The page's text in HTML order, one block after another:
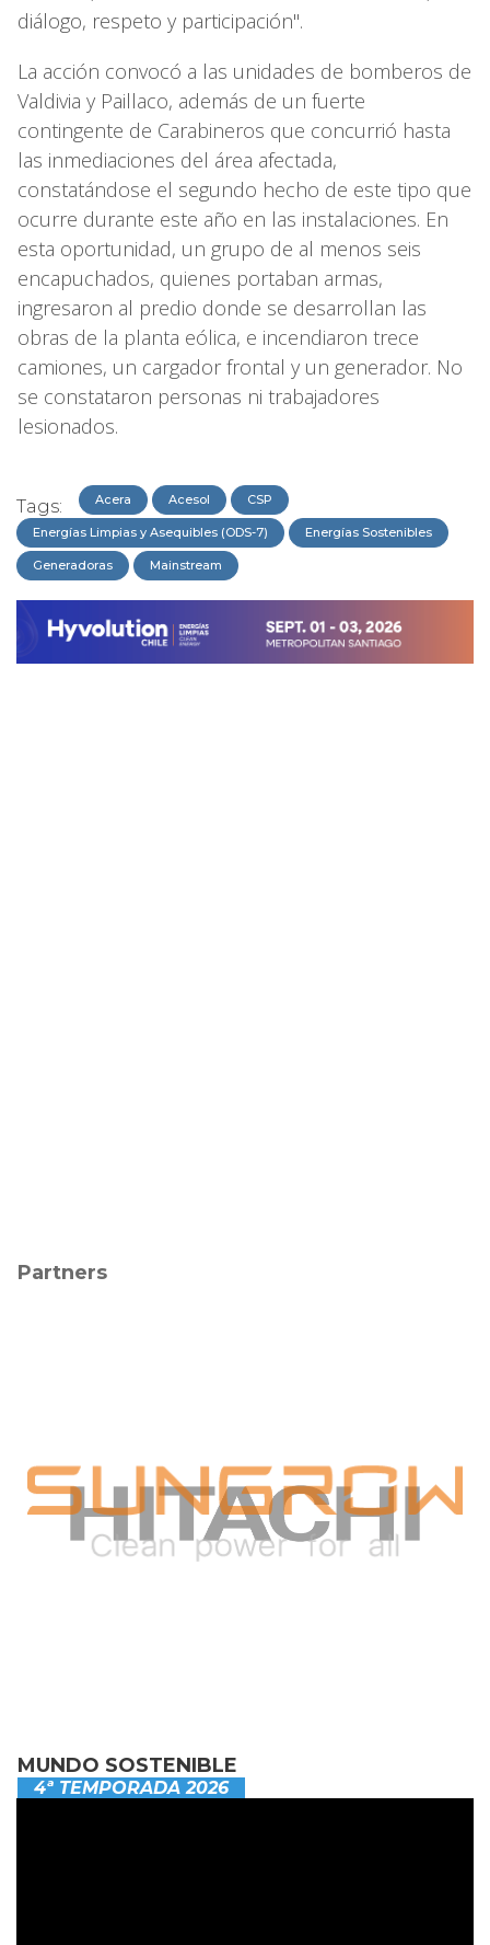
diálogo, respeto y participación".
La acción convocó a las unidades de bomberos de
Valdivia y Paillaco, además de un fuerte
contingente de Carabineros que concurrió hasta
las inmediaciones del área afectada,
constatándose el segundo hecho de este tipo que
ocurre durante este año en las instalaciones. En
esta oportunidad, un grupo de al menos seis
encapuchados, quienes portaban armas,
ingresaron al predio donde se desarrollan las
obras de la planta eólica, e incendiaron trece
camiones, un cargador frontal y un generador. No
se constataron personas ni trabajadores
lesionados.
Tags: Acera Acesol CSP
Energías Limpias y Asequibles (ODS-7) Energías Sostenibles
Generadoras Mainstream
Partners
MUNDO SOSTENIBLE
4ª TEMPORADA 2026